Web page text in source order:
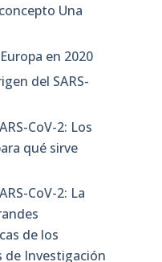
Una
en 2020
del SARS-
CoV-2: Los
qué sirve
CoV-2: La
de los
de Investigación